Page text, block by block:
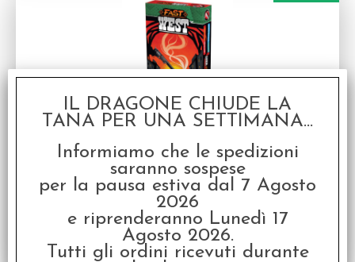
Fast West - Italiano
Disponibilità: DISPONIBILE
Prezzo: € 11,99 €9,59
IL DRAGONE CHIUDE LA
TANA PER UNA SETTIMANA...
Informiamo che le spedizioni
saranno sospese
per la pausa estiva dal 7 Agosto
2026
e riprenderanno Lunedì 17
Agosto 2026.
Tutti gli ordini ricevuti durante